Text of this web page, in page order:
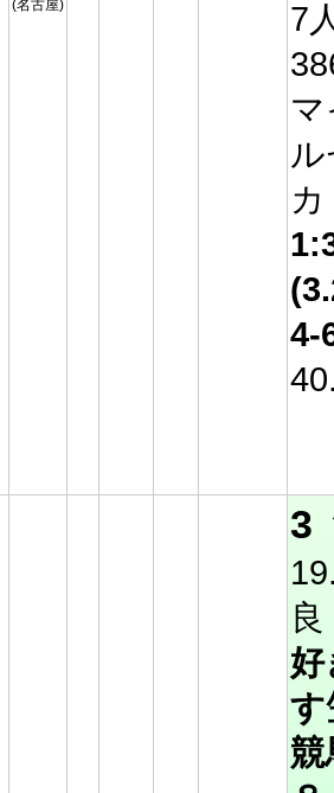
(名古屋)
7
カ
4-
3
良
好
す
競